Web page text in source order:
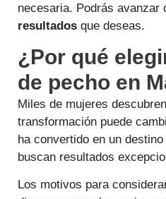
necesaria. Podrás avanzar
resultados que deseas.
¿Por qué
de pecho en
Miles de mujeres
transformación puede
ha convertido en un
buscan resultados
Los motivos para